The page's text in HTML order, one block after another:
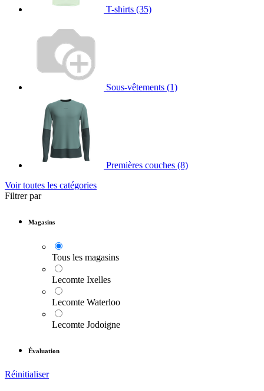
T-shirts (35)
Sous-vêtements (1)
Premières couches (8)
Voir toutes les catégories
Filtrer par
Magasins
Tous les magasins
Lecomte Ixelles
Lecomte Waterloo
Lecomte Jodoigne
Évaluation
Réinitialiser